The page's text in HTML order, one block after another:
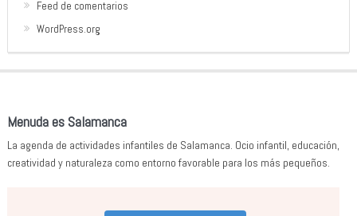
Feed de comentarios
WordPress.org
Menuda es Salamanca
La agenda de actividades infantiles de Salamanca. Ocio infantil, educación,
creatividad y naturaleza como entorno favorable para los más pequeños.